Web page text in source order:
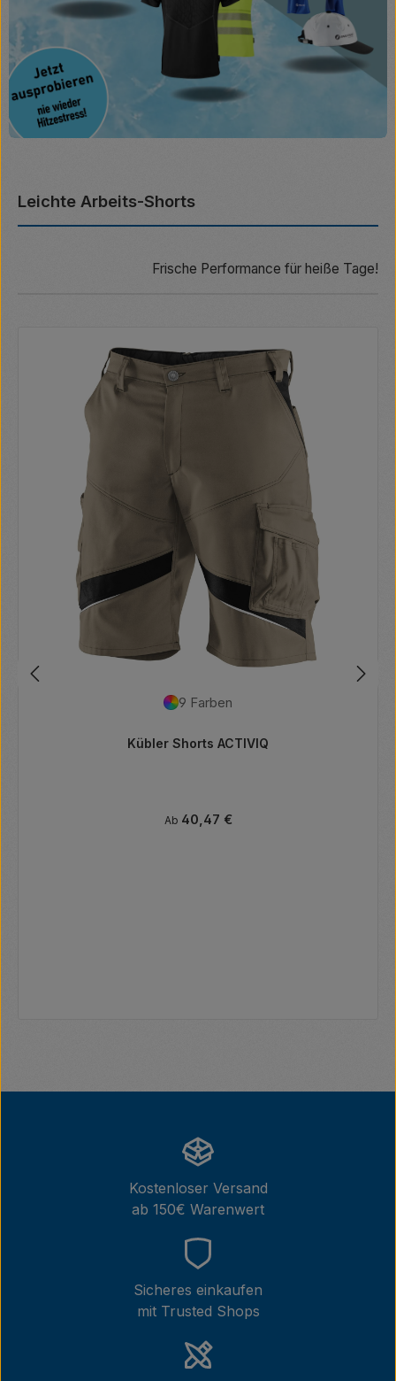
Leichte Arbeits-Shorts
Frische Performance für heiße Tage!
9 Farben
Kübler Shorts ACTIVIQ
Regulärer Preis:
Ab 40,47 €
Kostenloser Versand
ab 150€ Warenwert
Sicheres einkaufen
mit Trusted Shops